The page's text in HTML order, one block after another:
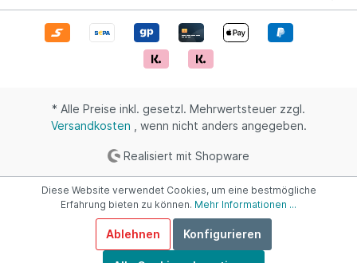
* Alle Preise inkl. gesetzl. Mehrwertsteuer zzgl.
Versandkosten , wenn nicht anders angegeben.
Realisiert mit Shopware
Diese Website verwendet Cookies, um eine bestmögliche
Erfahrung bieten zu können. Mehr Informationen ...
Ablehnen Konfigurieren